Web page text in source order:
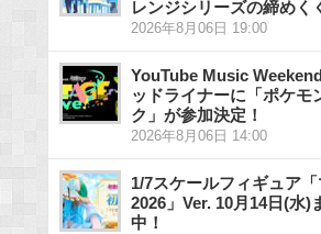
レンジシリーズの締めく
2026年8月06日 19:00
YouTube Music
ッドライナーに「ポケモ
ク」が参加決定！
2026年8月06日 14:00
1/7スケールフィギュア
2026」Ver. 10月14日(水)
中！